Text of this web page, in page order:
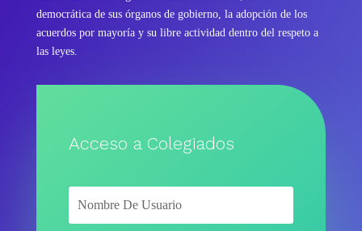
democrática de sus órganos de gobierno, la adopción de los
acuerdos por mayoría y su libre actividad dentro del respeto a
las leyes.
Acceso a Colegiados